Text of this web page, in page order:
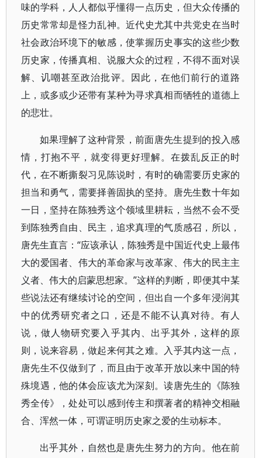
味的学科，人人都似乎懂得一点历史，但大众传播的
历史常常却是怪力乱神。近代史尤其中共党史在当时
社会政治环境下的敏感，使掌握历史事实的这些少数
历史家，传播真相、说服大众的过程，不得不面对误
解、讥嘲甚至政治批评。因此，在他们前行的道路
上，或多或少还带有某种为寻求真相而牺牲的道德上
的悲壮。
如果理解了这种背景，前面唐先生提到的投入感
情，打抱不平，就变得更好理解。在拨乱反正的时
代，在不断撕裂习见陈说时，有时的确需要历史家的
担当和勇气，需要择善固执的坚持。唐先生数十年如
一日，坚持在陈独秀这个领域里耕耘，当然不会不受
到陈独秀自由、民主，追求真理的气质感召，所以，
唐先生直言：“应该承认，陈独秀是中国近代史上最伟
大的爱国者、伟大的革命家与改革家、伟大的民主主
义者、伟大的启蒙思想家。”这样的判断，即便其中某
些说法还有继续讨论的空间，但出自一个多年浸润其
中的优秀研究者之口，还是不能不认真对待。有人
说，做人物研究要入乎其内、出乎其外，这样的原
则，说来容易，做起来何其之难。入乎其内这一点，
唐先生不仅做到了，而且由于改革开放以来中国的特
殊境遇，他的体会应该尤为深刻。读唐先生的《陈独
秀全传》，处处可以感到传主和撰著者的精神交相融
合、浑然一体，可谓证明历史家之爱的生动标本。
出乎其外，自然也是唐先生努力的方向。他在前